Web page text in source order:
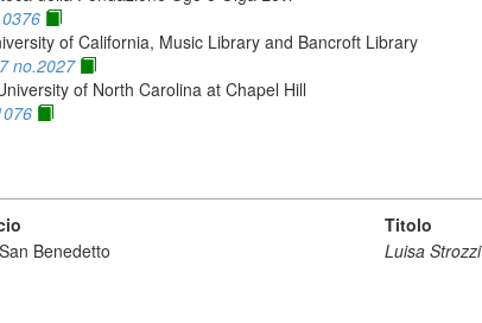
of California, Music Library and Bancroft Library
no.2027
of North Carolina at Chapel Hill
Titolo
Benedetto Luisa Strozzi